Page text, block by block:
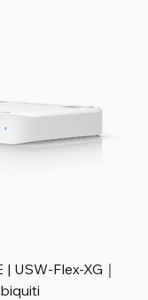
USW-Flex-XG｜